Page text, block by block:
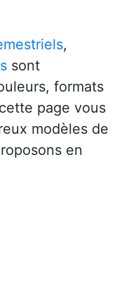
,
sont
formats
page vous
modèles de
en